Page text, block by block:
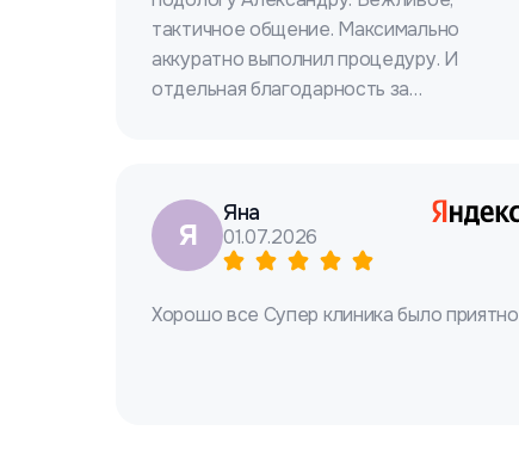
тактичное общение. Максимально
аккуратно выполнил процедуру. И
отдельная благодарность за
Я
Яна
01.07.2026
Хорошо все Супер клиника было приятно